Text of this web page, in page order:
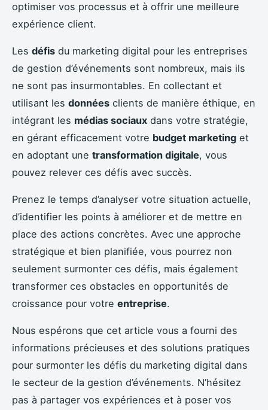
optimiser vos processus et à offrir une meilleure
expérience client.
Les défis du marketing digital pour les entreprises
de gestion d’événements sont nombreux, mais ils
ne sont pas insurmontables. En collectant et
utilisant les données clients de manière éthique, en
intégrant les médias sociaux dans votre stratégie,
en gérant efficacement votre budget marketing et
en adoptant une transformation digitale, vous
pouvez relever ces défis avec succès.
Prenez le temps d’analyser votre situation actuelle,
d’identifier les points à améliorer et de mettre en
place des actions concrètes. Avec une approche
stratégique et bien planifiée, vous pourrez non
seulement surmonter ces défis, mais également
transformer ces obstacles en opportunités de
croissance pour votre entreprise.
Nous espérons que cet article vous a fourni des
informations précieuses et des solutions pratiques
pour surmonter les défis du marketing digital dans
le secteur de la gestion d’événements. N’hésitez
pas à partager vos expériences et à poser vos